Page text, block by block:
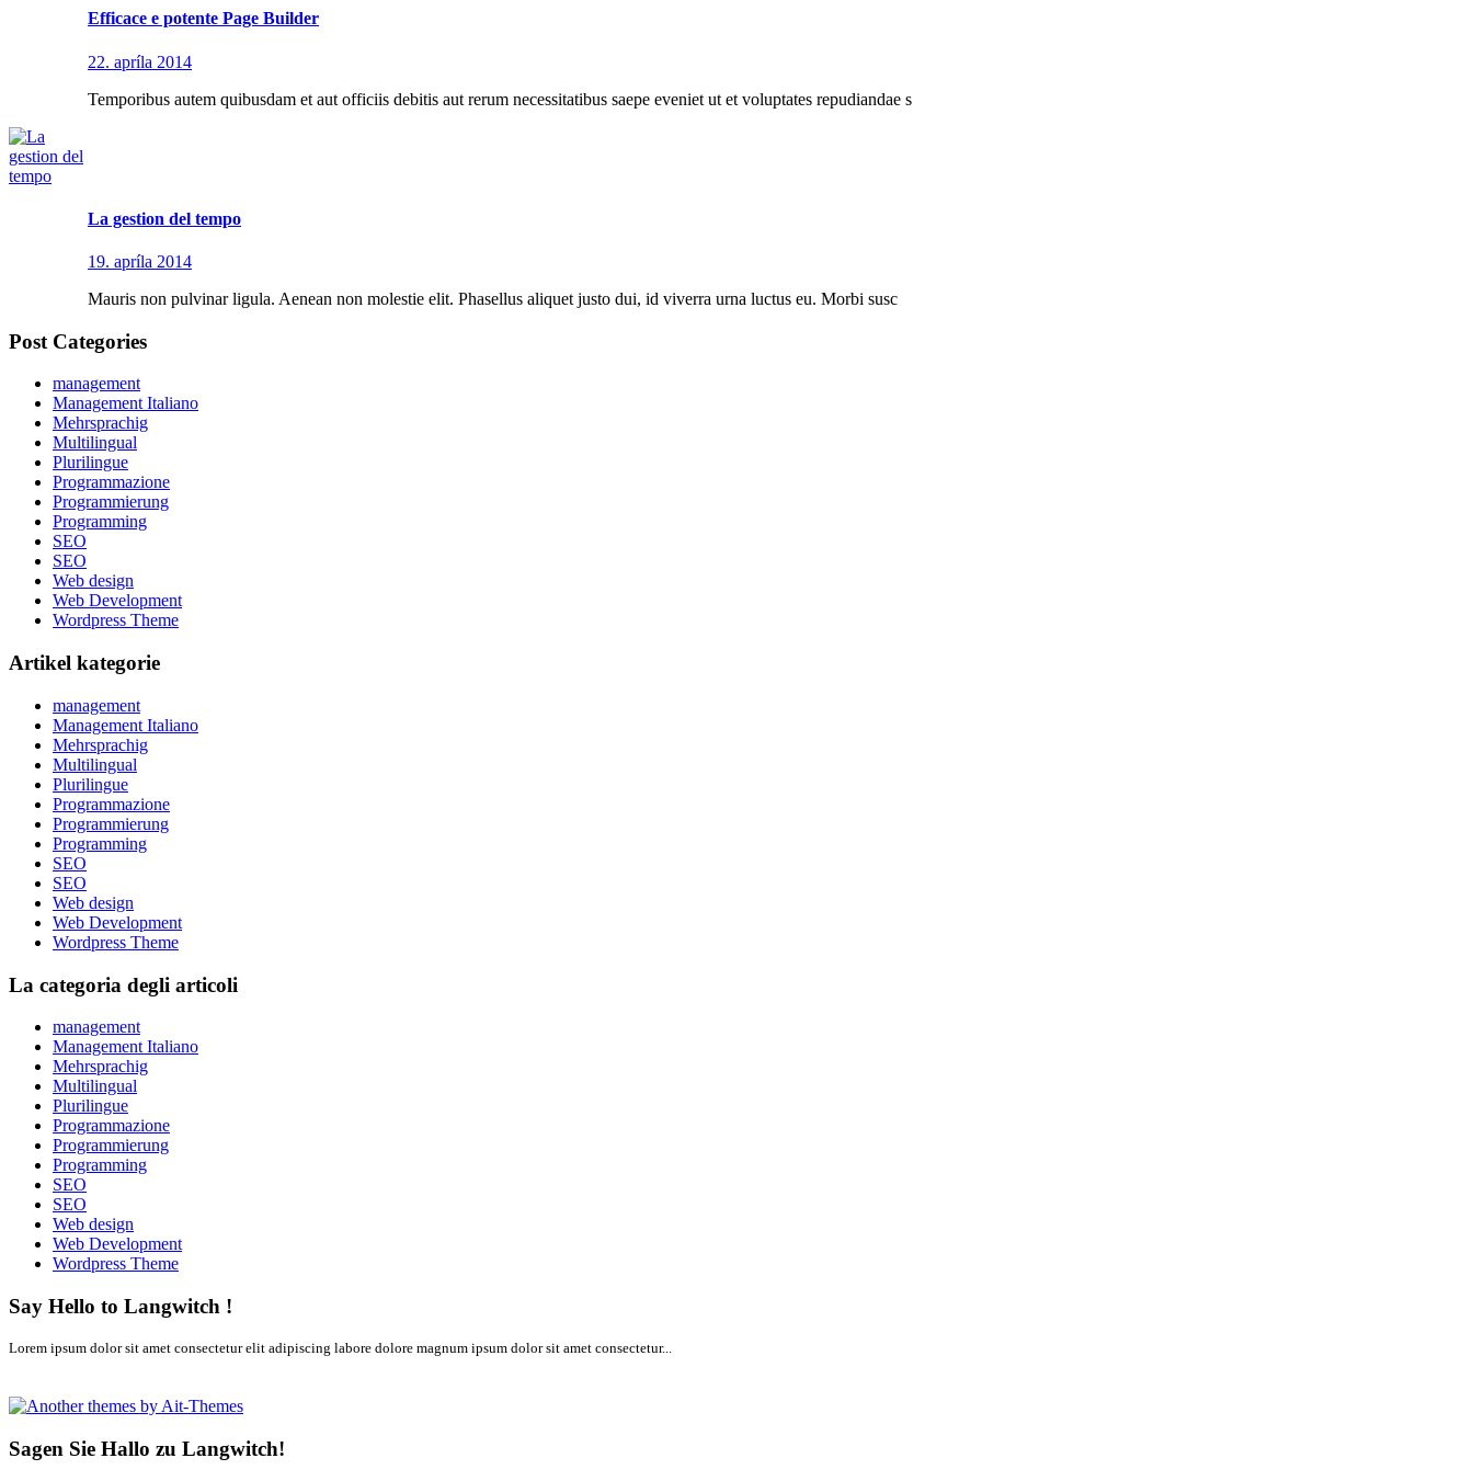
Efficace e potente Page Builder
22. apríla 2014
Temporibus autem quibusdam et aut officiis debitis aut rerum necessitatibus saepe eveniet ut et voluptates repudiandae s
La gestion del tempo
19. apríla 2014
Mauris non pulvinar ligula. Aenean non molestie elit. Phasellus aliquet justo dui, id viverra urna luctus eu. Morbi susc
Post Categories
management
Management Italiano
Mehrsprachig
Multilingual
Plurilingue
Programmazione
Programmierung
Programming
SEO
SEO
Web design
Web Development
Wordpress Theme
Artikel kategorie
management
Management Italiano
Mehrsprachig
Multilingual
Plurilingue
Programmazione
Programmierung
Programming
SEO
SEO
Web design
Web Development
Wordpress Theme
La categoria degli articoli
management
Management Italiano
Mehrsprachig
Multilingual
Plurilingue
Programmazione
Programmierung
Programming
SEO
SEO
Web design
Web Development
Wordpress Theme
Say Hello to Langwitch !
Lorem ipsum dolor sit amet consectetur elit adipiscing labore dolore magnum ipsum dolor sit amet consectetur...
Sagen Sie Hallo zu Langwitch!